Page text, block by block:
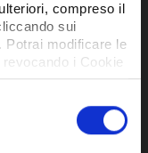
compreso il
sui
. Potrai modificare le
i Cookie
dalle